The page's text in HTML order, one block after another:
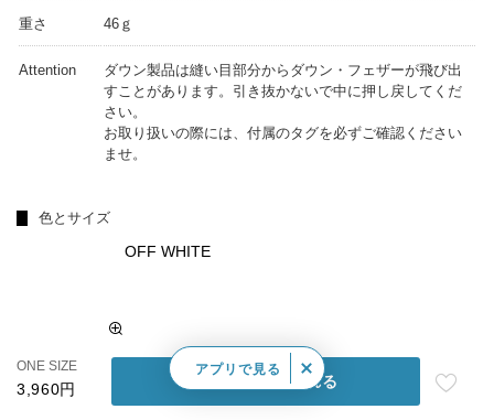
重さ 46ｇ
Attention
ダウン製品は縫い目部分からダウン・フェザーが飛び出
すことがあります。引き抜かないで中に押し戻してくだ
さい。
お取り扱いの際には、付属のタグを必ずご確認ください
ませ。
色とサイズ
OFF WHITE
ONE SIZE
3,960円 カートに入れる
アプリで見る